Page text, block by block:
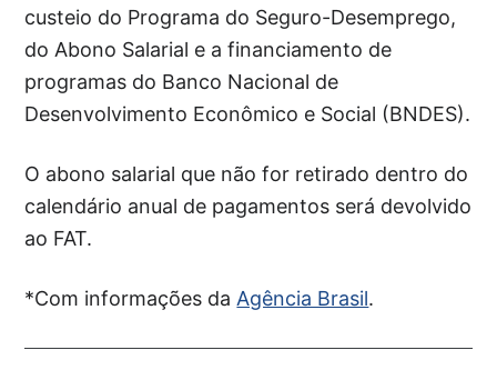
custeio do Programa do Seguro-Desemprego,
do Abono Salarial e a financiamento de
programas do Banco Nacional de
Desenvolvimento Econômico e Social (BNDES).
O abono salarial que não for retirado dentro do
calendário anual de pagamentos será devolvido
ao FAT.
*Com informações da Agência Brasil.